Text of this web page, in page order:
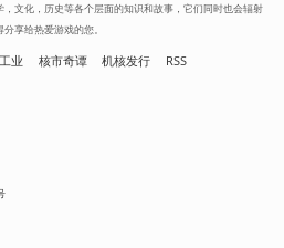
文化，历史等各个层面的知识和故事，它们同时也会辐射
享给热爱游戏的您。
业 核市奇谭 机核发行 RSS